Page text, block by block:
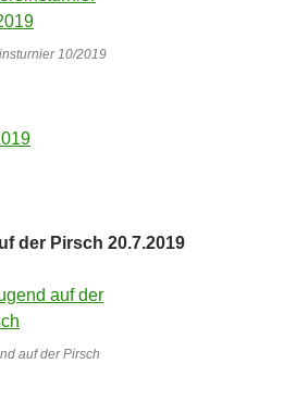
10/2019
der Pirsch 20.7.2019
auf der Pirsch